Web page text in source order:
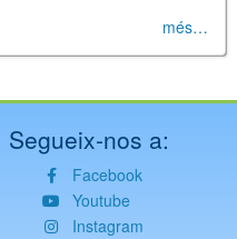
més…
Segueix-nos a:
Facebook
Youtube
Instagram